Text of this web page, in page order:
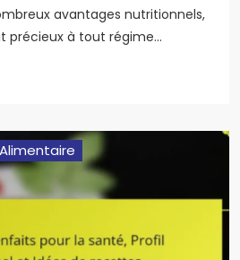
avantages nutritionnels,
précieux à tout régime…